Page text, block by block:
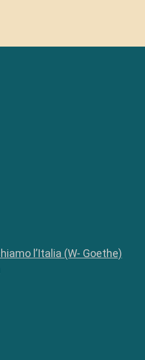
l’Italia (W- Goethe)